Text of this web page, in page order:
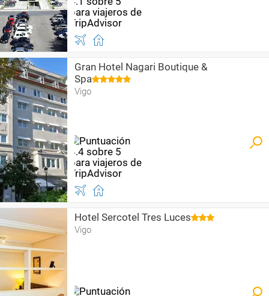
Gran Hotel Nagari Boutique &
Spa
Vigo
Hotel Sercotel Tres Luces
Vigo